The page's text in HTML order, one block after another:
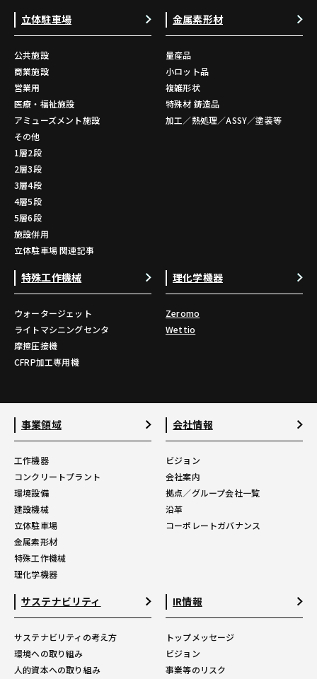
立体駐車場
公共施設
商業施設
営業用
医療・福祉施設
アミューズメント施設
その他
1層2段
2層3段
3層4段
4層5段
5層6段
施設併用
立体駐車場 関連記事
金属素形材
量産品
小ロット品
複雑形状
特殊材 鋳造品
加工／熱処理／ASSY／塗装等
特殊工作機械
ウォータージェット
ライトマシニングセンタ
摩擦圧接機
CFRP加工専用機
理化学機器
Zeromo
Wettio
事業領域
工作機器
コンクリートプラント
環境設備
建設機械
立体駐車場
金属素形材
特殊工作機械
理化学機器
会社情報
ビジョン
会社案内
拠点／グループ会社一覧
沿革
コーポレートガバナンス
サステナビリティ
サステナビリティの考え方
環境への取り組み
人的資本への取り組み
IR情報
トップメッセージ
ビジョン
事業等のリスク